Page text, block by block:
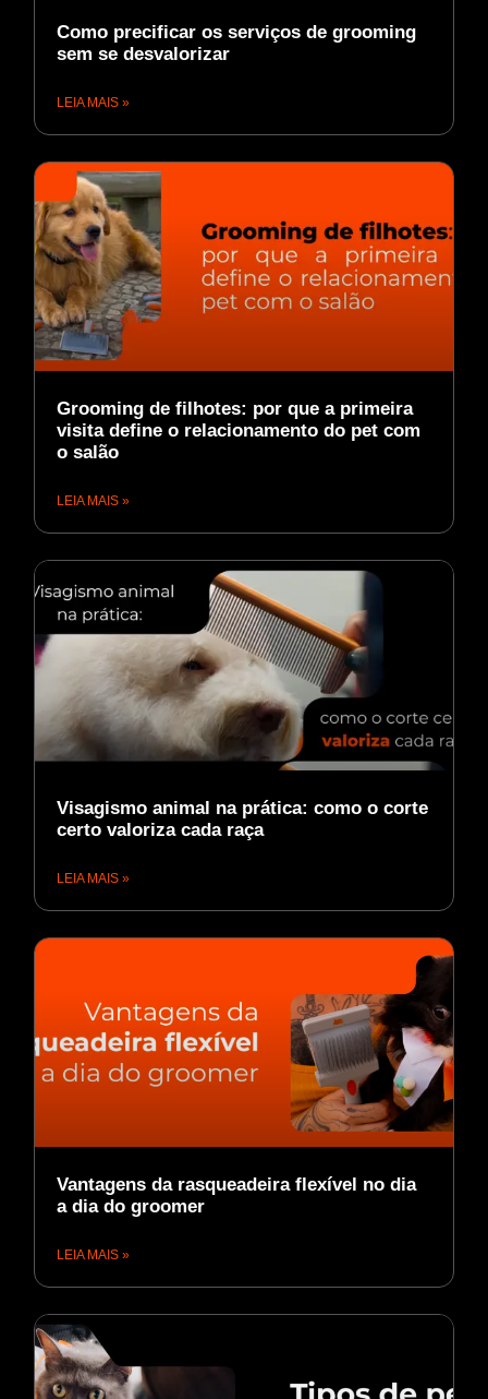
Como precificar os serviços de grooming
sem se desvalorizar
LEIA MAIS »
Grooming de filhotes: por que a primeira
visita define o relacionamento do pet com
o salão
LEIA MAIS »
Visagismo animal na prática: como o corte
certo valoriza cada raça
LEIA MAIS »
Vantagens da rasqueadeira flexível no dia
a dia do groomer
LEIA MAIS »